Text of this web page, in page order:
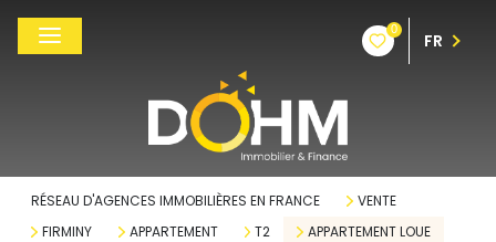
0
FR
RÉSEAU D'AGENCES IMMOBILIÈRES EN FRANCE
VENTE
FIRMINY
APPARTEMENT T2 APPARTEMENT LOUE